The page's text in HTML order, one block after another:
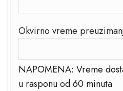
Okvirno vreme
NAPOMENA: Vreme
u rasponu od 60 minuta